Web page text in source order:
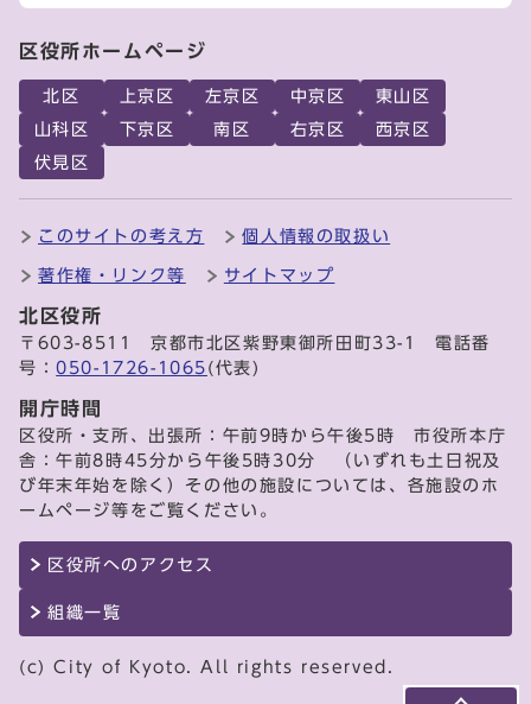
区役所ホームページ
北区 上京区 左京区 中京区
東山区
山科区
下京区 南区 右京区
西京区
伏見区
このサイトの考え方 個人情報の取扱い
著作権・リンク等 サイトマップ
北区役所
〒603-8511 京都市北区紫野東御所田町33-1 電話番
号：050-1726-1065 (代表)
開庁時間
区役所・支所、出張所：午前9時から午後5時 市役所本庁
舎：午前8時45分から午後5時30分 （いずれも土日祝及
び年末年始を除く）その他の施設については、各施設のホ
ームページ等をご覧ください。
区役所へのアクセス
組織一覧
(c) City of Kyoto. All rights reserved.